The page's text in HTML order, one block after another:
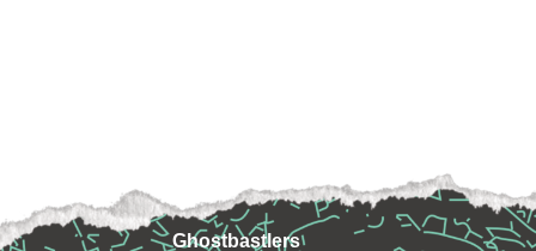
Ghostbastlers